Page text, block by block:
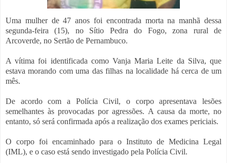
Uma mulher de 47 anos foi encontrada morta na manhã dessa
segunda-feira (15), no Sítio Pedra do Fogo, zona rural de
Arcoverde, no Sertão de Pernambuco.
A vítima foi identificada como Vanja Maria Leite da Silva, que
estava morando com uma das filhas na localidade há cerca de um
mês.
De acordo com a Polícia Civil, o corpo apresentava lesões
semelhantes às provocadas por agressões. A causa da morte, no
entanto, só será confirmada após a realização dos exames periciais.
O corpo foi encaminhado para o Instituto de Medicina Legal
(IML), e o caso está sendo investigado pela Polícia Civil.